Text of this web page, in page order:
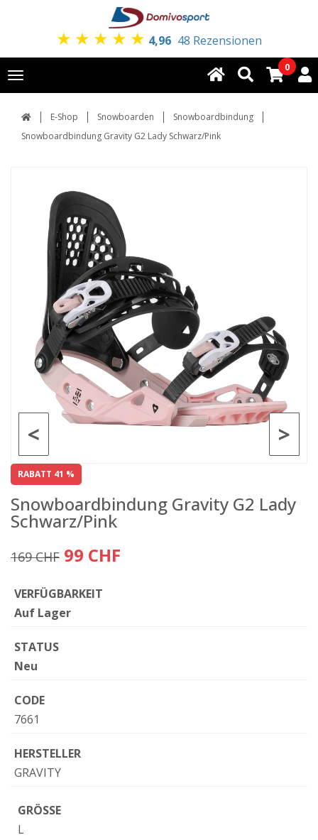
★ ★ ★ ★ ★ 4,96 48 Rezensionen
Toggle
navigation
0
E-Shop Snowboarden
Snowboardbindung
Snowboardbindung Gravity G2 Lady Schwarz/Pink
>
<
RABATT 41 %
Snowboardbindung Gravity G2 Lady
Schwarz/Pink
169 CHF 99 CHF
VERFÜGBARKEIT
Auf Lager
STATUS
Neu
CODE
7661
HERSTELLER
GRAVITY
GRÖSSE
L